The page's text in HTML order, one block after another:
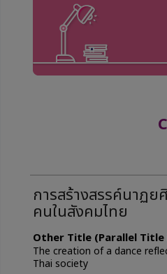
การสร้างสรรค์นาฏ
คนในสังคมไทย
Other Title (Parallel Title
The creation of a dance
Thai society